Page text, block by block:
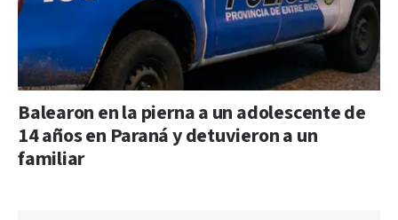
Balearon en la pierna a un adolescente de
14 años en Paraná y detuvieron a un
familiar